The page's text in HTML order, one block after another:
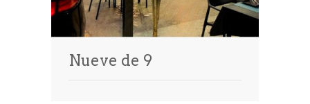
Nueve de 9